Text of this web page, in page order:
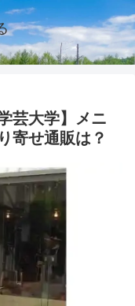
芸大学】メニ
寄せ通販は？